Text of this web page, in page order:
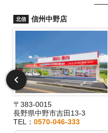
北信 信州中野店
〒383-0015
長野県中野市吉田13-3
TEL： 0570-046-333